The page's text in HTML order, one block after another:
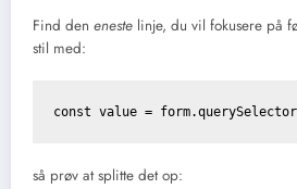
Find den eneste linje, du vil fokusere på
stil med:
const value =
så prøv at splitte det op: